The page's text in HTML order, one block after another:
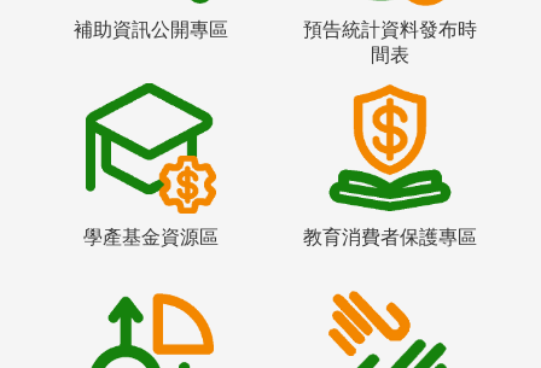
補助資訊公開專區
預告統計資料發布時
間表
學產基金資源區 教育消費者保護專區